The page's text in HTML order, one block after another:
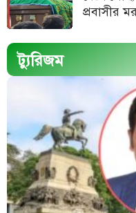
প্রবাসীর
ট্যুরিজম